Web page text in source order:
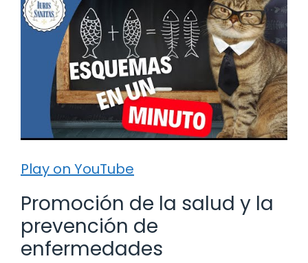
Play on YouTube
Promoción de la salud y la
prevención de
enfermedades